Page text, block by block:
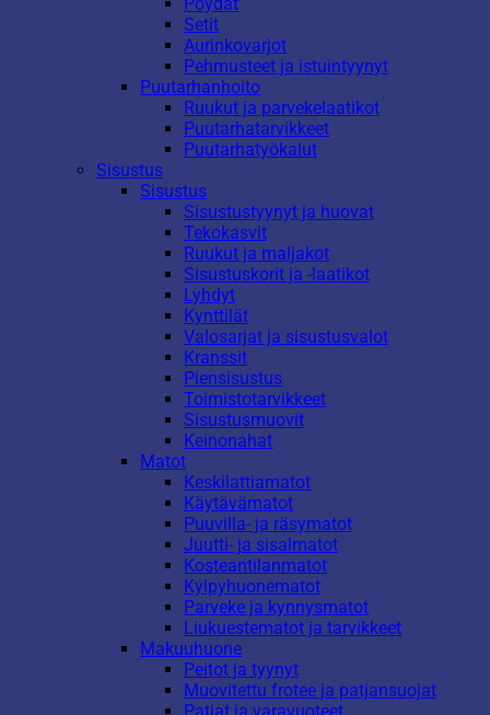
Setit
Aurinkovarjot
Pehmusteet ja istuintyynyt
Puutarhanhoito
Ruukut ja parvekelaatikot
Puutarhatarvikkeet
Puutarhatyökalut
Sisustus
Sisustus
Sisustustyynyt ja huovat
Tekokasvit
Ruukut ja maljakot
Sisustuskorit ja -laatikot
Lyhdyt
Kynttilät
Valosarjat ja sisustusvalot
Kranssit
Piensisustus
Toimistotarvikkeet
Sisustusmuovit
Keinonahat
Matot
Keskilattiamatot
Käytävämatot
Puuvilla- ja räsymatot
Juutti- ja sisalmatot
Kosteantilanmatot
Kylpyhuonematot
Parveke ja kynnysmatot
Liukuestematot ja tarvikkeet
Makuuhuone
Peitot ja tyynyt
Muovitettu frotee ja patjansuojat